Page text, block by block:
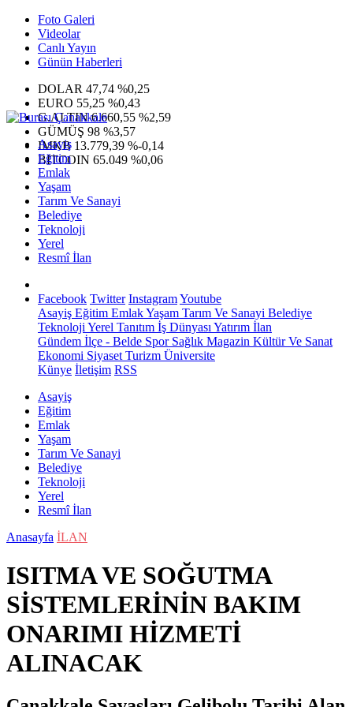
Foto Galeri
Videolar
Canlı Yayın
Günün Haberleri
DOLAR 47,74 %0,25
EURO 55,25 %0,43
G.ALTIN6.660,55 %2,59
GÜMÜŞ 98 %3,57
IMKB 13.779,39 %-0,14
BITCOIN 65.049 %0,06
Asayiş
Eğitim
Emlak
Yaşam
Tarım Ve Sanayi
Belediye
Teknoloji
Yerel
Resmî İlan
Facebook Twitter InstagramYoutube
Asayiş Eğitim EmlakYaşam Tarım Ve Sanayi Belediye
Teknoloji Yerel Tanıtım İş Dünyası Yatırım İlan
Gündem İlçe - Belde SporSağlık Magazin Kültür Ve Sanat
Ekonomi Siyaset Turizm Üniversite
Künye İletişim RSS
Asayiş
Eğitim
Emlak
Yaşam
Tarım Ve Sanayi
Belediye
Teknoloji
Yerel
Resmî İlan
Anasayfa İLAN
ISITMA VE SOĞUTMA
SİSTEMLERİNİN BAKIM
ONARIMI HİZMETİ
ALINACAK